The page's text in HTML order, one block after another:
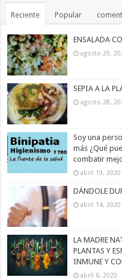
Reciente Popular
ENSALADA
agosto 29,
SEPIA A LA
agosto 28,
Soy una
más ¿Qué
combatir
abril 19, 2020
DÁNDOLE
abril 14, 2020
LA MADRE
PLANTAS Y
INMUNE Y
abril 6, 2020